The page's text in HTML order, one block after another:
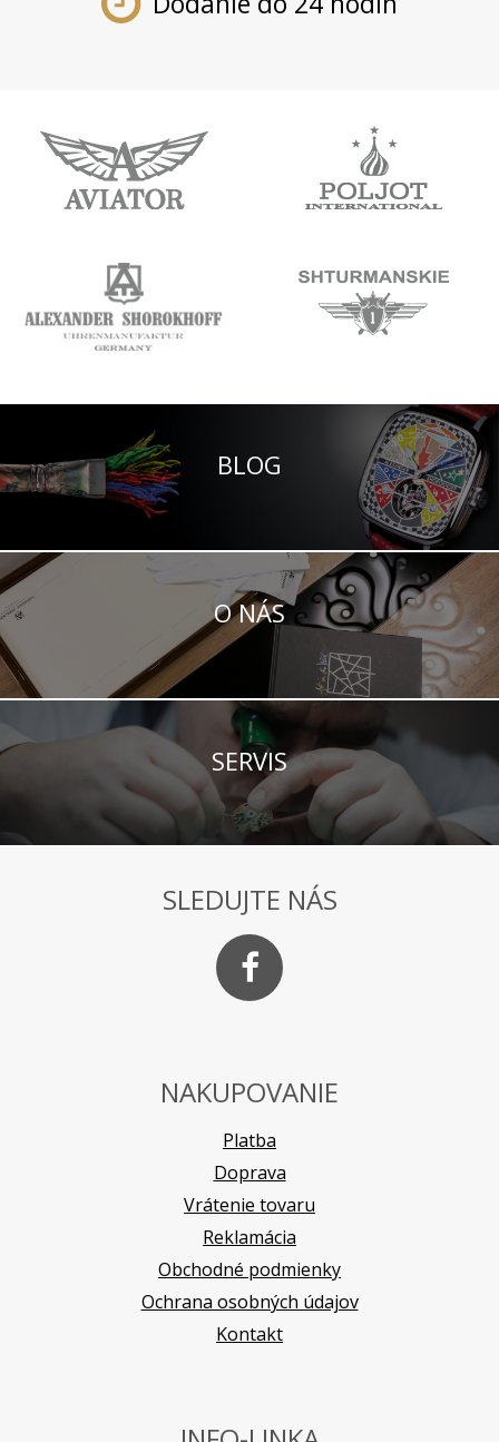
BLOG
O NÁS
SERVIS
SLEDUJTE NÁS
NAKUPOVANIE
Platba
Doprava
Vrátenie tovaru
Reklamácia
Obchodné podmienky
Ochrana osobných údajov
Kontakt